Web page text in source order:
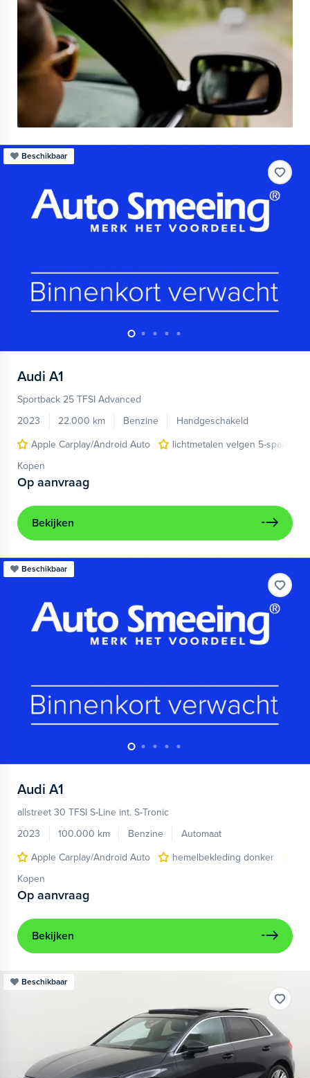
Beschikbaar
Audi A1
Sportback 25 TFSI Advanced
2023
22.000 km Benzine
Handgeschakeld
Apple Carplay/Android Auto
lichtmetalen velgen 5-spaaks
Kopen
Op aanvraag
Bekijken
Beschikbaar
Audi A1
allstreet 30 TFSI S-Line int. S-Tronic
2023
100.000 km Benzine
Automaat
Apple Carplay/Android Auto
hemelbekleding donker
Kopen
Op aanvraag
Bekijken
Beschikbaar